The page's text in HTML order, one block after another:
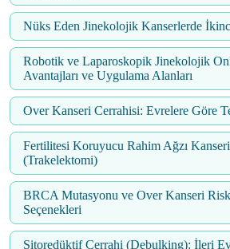
Nüks Eden Jinekolojik Kanserlerde
Robotik ve Laparoskopik Jinekolojik
Avantajları ve Uygulama Alanları
Over Kanseri Cerrahisi: Evrelere Göre
Fertilitesi Koruyucu Rahim Ağzı
(Trakelektomi)
BRCA Mutasyonu ve Over Kanseri
Seçenekleri
Sitoredüktif Cerrahi (Debulking): İleri